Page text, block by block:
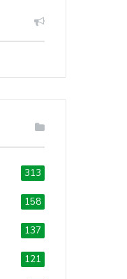
313
158
137
121